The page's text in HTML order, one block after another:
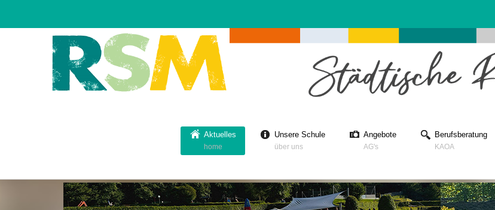
Aktuelles
home
Unsere Schule
über uns
Angebote
AG's
Berufsberatung
KAOA